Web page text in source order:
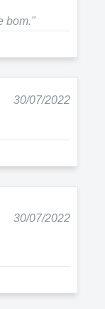
bom."
30/07/2022
30/07/2022